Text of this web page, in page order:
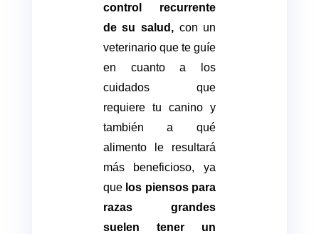
control recurrente
de su salud, con un
veterinario que te guíe
en cuanto a los
cuidados que
requiere tu canino y
también a qué
alimento le resultará
más beneficioso, ya
que los piensos para
razas grandes
suelen tener un